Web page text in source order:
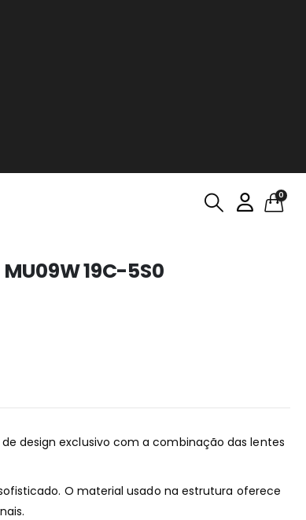
0
19C-5S0
de design exclusivo com a combinação das lentes
O material usado na estrutura oferece